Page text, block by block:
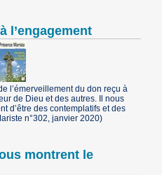
l’engagement
l’émerveillement du don reçu à
de Dieu et des autres. Il nous
d’être des contemplatifs et des
n°302, janvier 2020)
montrent le